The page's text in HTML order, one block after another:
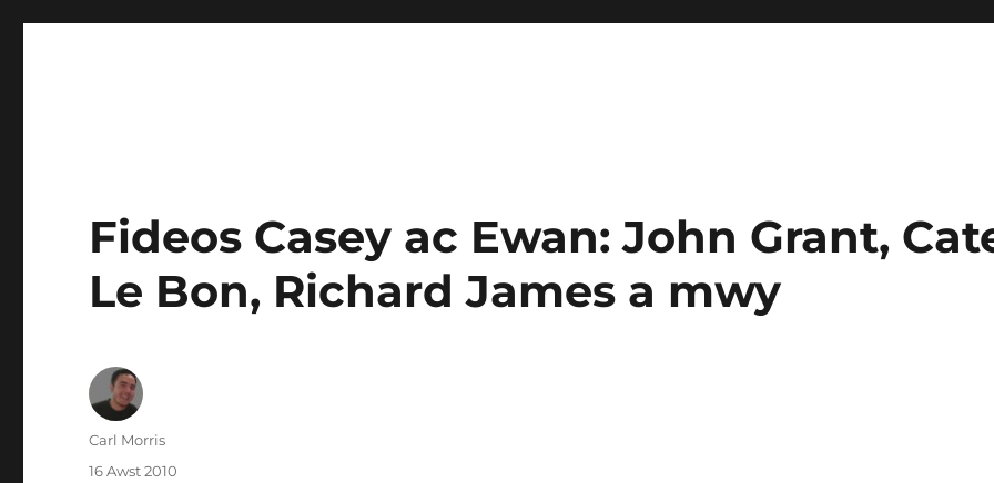
Fideos Casey ac Ewan: John Grant,
Le Bon, Richard James a mwy
Awdur
Carl Morris
Cofnodwyd
16 Awst 2010